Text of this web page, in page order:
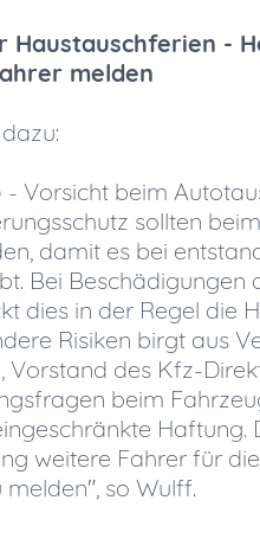
Haustauschferien -
melden
- Vorsicht beim
sollten
damit es bei
Bei Beschädigungen
dies in der Regel die
Risiken birgt aus
des Kfz-
beim
Haftung.
weitere Fahrer für
so Wulff.